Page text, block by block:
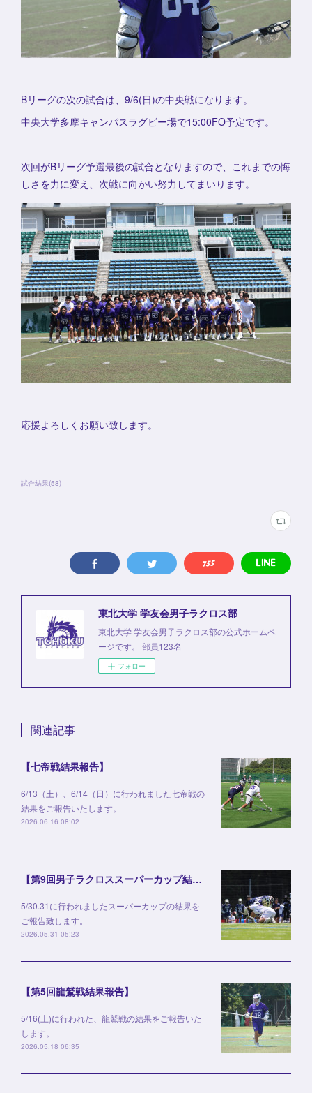
Bリーグの次の試合は、9/6(日)の中央戦になります。
中央大学多摩キャンパスラグビー場で15:00FO予定です。
次回がBリーグ予選最後の試合となりますので、これまでの悔
しさを力に変え、次戦に向かい努力してまいります。
応援よろしくお願い致します。
試合結果(58)
東北大学 学友会男子ラクロス部
東北大学 学友会男子ラクロス部の公式ホームペ
ージです。 部員123名
フォロー
関連記事
【七帝戦結果報告】
6/13（土）、6/14（日）に行われました七帝戦の
結果をご報告いたします。
2026.06.16 08:02
【第9回男子ラクロススーパーカップ結果報告】
5/30.31に行われましたスーパーカップの結果を
ご報告致します。
2026.05.31 05:23
【第5回龍鷲戦結果報告】
5/16(土)に行われた、龍鷲戦の結果をご報告いた
します。
2026.05.18 06:35